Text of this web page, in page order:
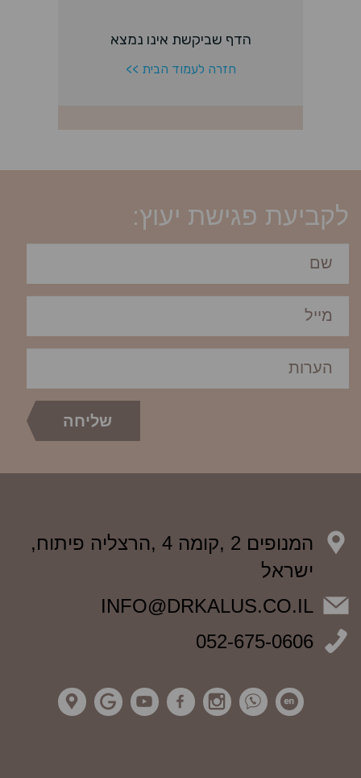
לקביעת פגישת יעוץ:
המנופים 2 ,קומה 4 ,הרצליה פיתוח,
ישראל
INFO@DRKALUS.CO.IL
052-675-0606